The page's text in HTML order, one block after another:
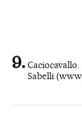
Sabelli